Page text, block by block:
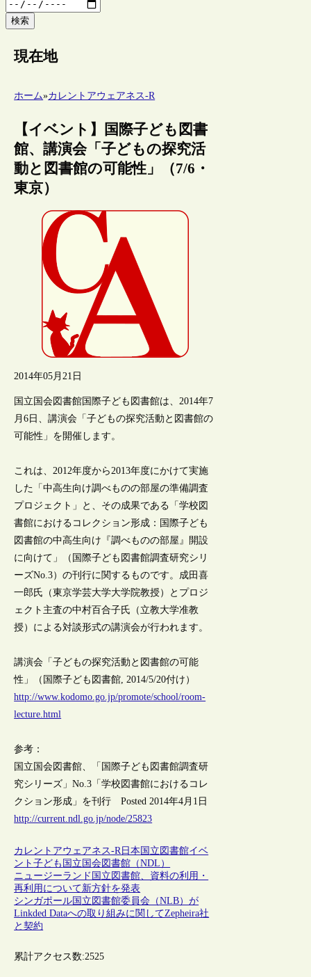
検索
現在地
ホーム»カレントアウェアネス-R
【イベント】国際子ども図書
館、講演会「子どもの探究活
動と図書館の可能性」（7/6・
東京）
2014年05月21日
国立国会図書館国際子ども図書館は、2014年7
月6日、講演会「子どもの探究活動と図書館の
可能性」を開催します。
これは、2012年度から2013年度にかけて実施
した「中高生向け調べものの部屋の準備調査
プロジェクト」と、その成果である「学校図
書館におけるコレクション形成：国際子ども
図書館の中高生向け『調べものの部屋』開設
に向けて」（国際子ども図書館調査研究シリ
ーズNo.3）の刊行に関するものです。成田喜
一郎氏（東京学芸大学大学院教授）とプロジ
ェクト主査の中村百合子氏（立教大学准教
授）による対談形式の講演会が行われます。
講演会「子どもの探究活動と図書館の可能
性」（国際子ども図書館, 2014/5/20付け）
http://www.kodomo.go.jp/promote/school/room-
lecture.html
参考：
国立国会図書館、「国際子ども図書館調査研
究シリーズ」No.3「学校図書館におけるコレ
クション形成」を刊行 Posted 2014年4月1日
http://current.ndl.go.jp/node/25823
カレントアウェアネス-R日本 国立図書館イベ
ント子ども 国立国会図書館（NDL）
ニュージーランド国立図書館、資料の利用・
再利用について新方針を発表
シンガポール国立図書館委員会（NLB）が
Linkded Dataへの取り組みに関してZepheira社
と契約
累計アクセス数:2525